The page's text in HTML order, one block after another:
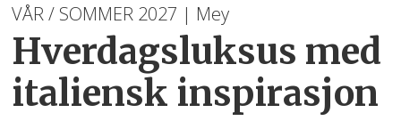
VÅR / SOMMER 2027 | Mey
Hverdagsluksus med
italiensk inspirasjon